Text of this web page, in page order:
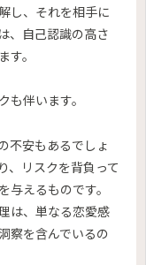
し、それを相手に
、自己認識の高さ
。
も伴います。
不安もあるでしょ
、リスクを背負って
えるものです。
は、単なる恋愛感
察を含んでいるの